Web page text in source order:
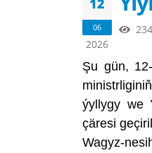
06
2026
234
Şu gün,
ýyllygy we
çäresi
Wagyz-